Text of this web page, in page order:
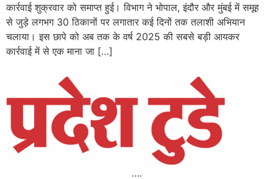
कार्रवाई शुक्रवार को समाप्त हुई। विभाग ने भोपाल, इंदौर और मुंबई में समूह
से जुड़े लगभग 30 ठिकानों पर लगातार कई दिनों तक तलाशी अभियान
चलाया। इस छापे को अब तक के वर्ष 2025 की सबसे बड़ी आयकर
कार्रवाई में से एक माना जा […]
….